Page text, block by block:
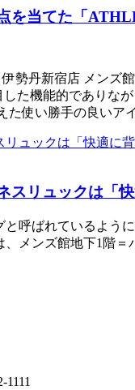
を当てた「
勢丹新宿店 メンズ
した機能的でありな
た使い勝手の良い
スリュックは「
呼ばれているよう
メンズ館地下1階＝
1111